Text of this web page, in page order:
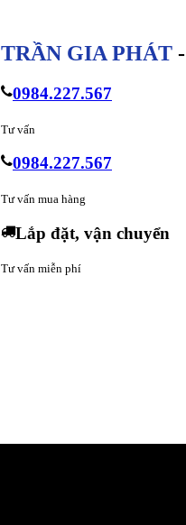
TRẦN GIA PHÁT
0984.227.567
Tư vấn
0984.227.567
Tư vấn mua hàng
Lắp đặt, vận chuyển
Tư vấn miễn phí